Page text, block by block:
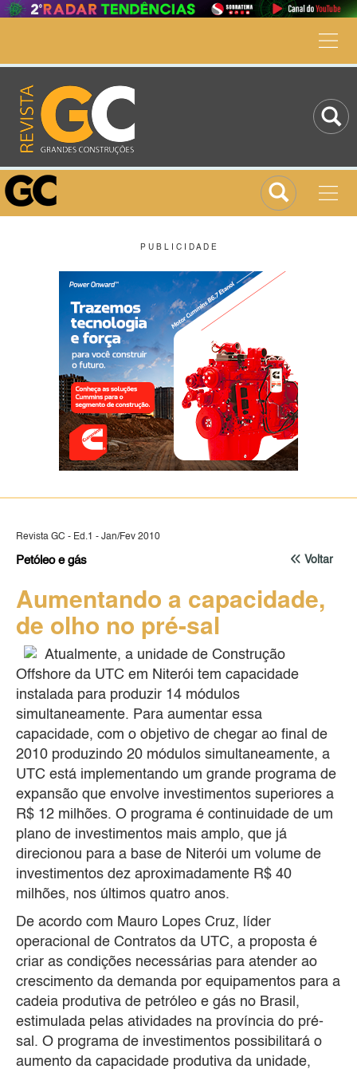
P U B L I C I D A D E
Revista GC - Ed.1 - Jan/Fev 2010
Voltar
Petóleo e gás
Aumentando a capacidade,
de olho no pré-sal
Atualmente, a unidade de Construção
Offshore da UTC em Niterói tem capacidade
instalada para produzir 14 módulos
simultaneamente. Para aumentar essa
capacidade, com o objetivo de chegar ao final de
2010 produzindo 20 módulos simultaneamente, a
UTC está implementando um grande programa de
expansão que envolve investimentos superiores a
R$ 12 milhões. O programa é continuidade de um
plano de investimentos mais amplo, que já
direcionou para a base de Niterói um volume de
investimentos dez aproximadamente R$ 40
milhões, nos últimos quatro anos.
De acordo com Mauro Lopes Cruz, líder
operacional de Contratos da UTC, a proposta é
criar as condições necessárias para atender ao
crescimento da demanda por equipamentos para a
cadeia produtiva de petróleo e gás no Brasil,
estimulada pelas atividades na província do pré-
sal. O programa de investimentos possibilitará o
aumento da capacidade produtiva da unidade,